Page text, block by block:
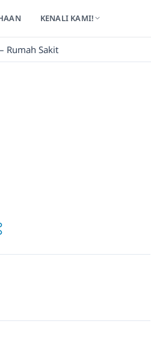
KENALI KAMI!
Rumah Sakit